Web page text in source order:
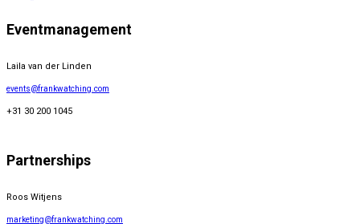
Eventmanagement
Laila van der Linden
events@frankwatching.com
+31 30 200 1045
Partnerships
Roos Witjens
marketing@frankwatching.com